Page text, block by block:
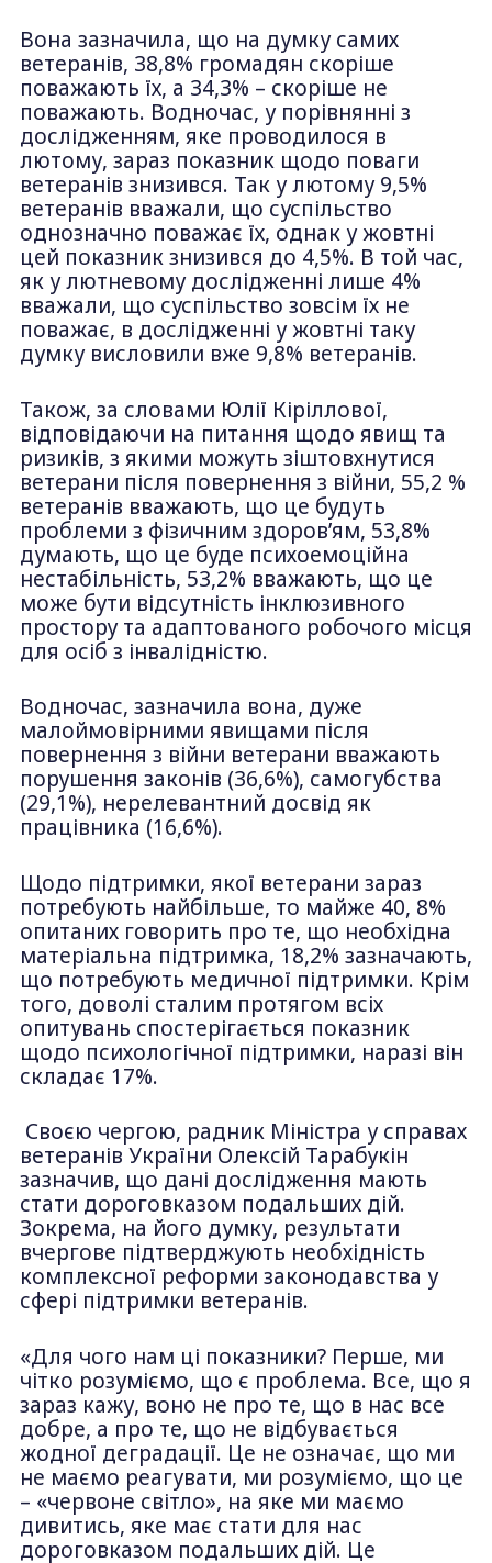
Вона зазначила, що на думку самих
ветеранів, 38,8% громадян скоріше
поважають їх, а 34,3% – скоріше не
поважають. Водночас, у порівнянні з
дослідженням, яке проводилося в
лютому, зараз показник щодо поваги
ветеранів знизився. Так у лютому 9,5%
ветеранів вважали, що суспільство
однозначно поважає їх, однак у жовтні
цей показник знизився до 4,5%. В той час,
як у лютневому дослідженні лише 4%
вважали, що суспільство зовсім їх не
поважає, в дослідженні у жовтні таку
думку висловили вже 9,8% ветеранів.
Також, за словами Юлії Кіріллової,
відповідаючи на питання щодо явищ та
ризиків, з якими можуть зіштовхнутися
ветерани після повернення з війни, 55,2 %
ветеранів вважають, що це будуть
проблеми з фізичним здоров’ям, 53,8%
думають, що це буде психоемоційна
нестабільність, 53,2% вважають, що це
може бути відсутність інклюзивного
простору та адаптованого робочого місця
для осіб з інвалідністю.
Водночас, зазначила вона, дуже
малоймовірними явищами після
повернення з війни ветерани вважають
порушення законів (36,6%), самогубства
(29,1%), нерелевантний досвід як
працівника (16,6%).
Щодо підтримки, якої ветерани зараз
потребують найбільше, то майже 40, 8%
опитаних говорить про те, що необхідна
матеріальна підтримка, 18,2% зазначають,
що потребують медичної підтримки. Крім
того, доволі сталим протягом всіх
опитувань спостерігається показник
щодо психологічної підтримки, наразі він
складає 17%.
Своєю чергою, радник Міністра у справах
ветеранів України Олексій Тарабукін
зазначив, що дані дослідження мають
стати дороговказом подальших дій.
Зокрема, на його думку, результати
вчергове підтверджують необхідність
комплексної реформи законодавства у
сфері підтримки ветеранів.
«Для чого нам ці показники? Перше, ми
чітко розуміємо, що є проблема. Все, що я
зараз кажу, воно не про те, що в нас все
добре, а про те, що не відбувається
жодної деградації. Це не означає, що ми
не маємо реагувати, ми розуміємо, що це
– «червоне світло», на яке ми маємо
дивитись, яке має стати для нас
дороговказом подальших дій. Це